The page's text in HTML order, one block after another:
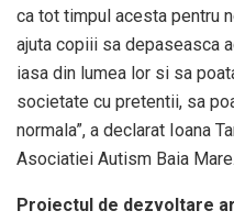
ca tot timpul acesta pentru
ajuta copiii sa depaseasca
iasa din lumea lor si sa
societate cu pretentii, sa
normala”, a declarat Ioana
Asociatiei Autism Baia Mare.
Proiectul de dezvoltare